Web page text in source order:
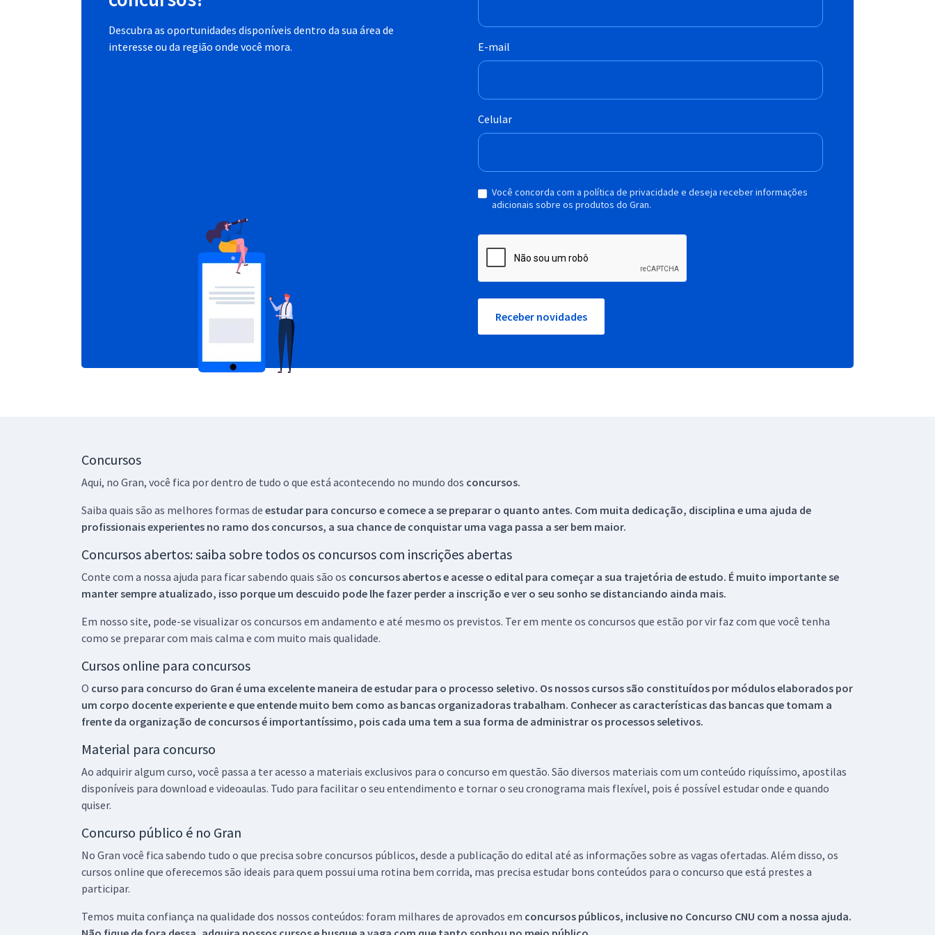
Descubra as oportunidades disponíveis dentro da sua área de
interesse ou da região onde você mora.
E-mail
Celular
Você concorda com a política de privacidade e deseja receber informações
adicionais sobre os produtos do Gran.
Receber novidades
Concursos
Aqui, no Gran, você fica por dentro de tudo o que está acontecendo no mundo dos concursos.
Saiba quais são as melhores formas de estudar para concurso e comece a se preparar o quanto antes. Com muita dedicação, disciplina e uma ajuda de
profissionais experientes no ramo dos concursos, a sua chance de conquistar uma vaga passa a ser bem maior.
Concursos abertos: saiba sobre todos os concursos com inscrições abertas
Conte com a nossa ajuda para ficar sabendo quais são os concursos abertos e acesse o edital para começar a sua trajetória de estudo. É muito importante se
manter sempre atualizado, isso porque um descuido pode lhe fazer perder a inscrição e ver o seu sonho se distanciando ainda mais.
Em nosso site, pode-se visualizar os concursos em andamento e até mesmo os previstos. Ter em mente os concursos que estão por vir faz com que você tenha
como se preparar com mais calma e com muito mais qualidade.
Cursos online para concursos
O curso para concurso do Gran é uma excelente maneira de estudar para o processo seletivo. Os nossos cursos são constituídos por módulos elaborados por
um corpo docente experiente e que entende muito bem como as bancas organizadoras trabalham. Conhecer as características das bancas que tomam a
frente da organização de concursos é importantíssimo, pois cada uma tem a sua forma de administrar os processos seletivos.
Material para concurso
Ao adquirir algum curso, você passa a ter acesso a materiais exclusivos para o concurso em questão. São diversos materiais com um conteúdo riquíssimo, apostilas
disponíveis para download e videoaulas. Tudo para facilitar o seu entendimento e tornar o seu cronograma mais flexível, pois é possível estudar onde e quando
quiser.
Concurso público é no Gran
No Gran você fica sabendo tudo o que precisa sobre concursos públicos, desde a publicação do edital até as informações sobre as vagas ofertadas. Além disso, os
cursos online que oferecemos são ideais para quem possui uma rotina bem corrida, mas precisa estudar bons conteúdos para o concurso que está prestes a
participar.
Temos muita confiança na qualidade dos nossos conteúdos: foram milhares de aprovados em concursos públicos, inclusive no Concurso CNU com a nossa ajuda.